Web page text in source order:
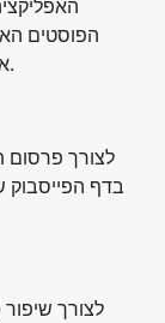
הפוסטים
אוטומטית לצורך הפצת תוכן בוטני חינוכי בלבד.
בדף הפייסבוק